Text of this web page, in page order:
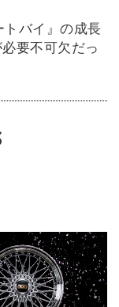
る。フォルクス
試みである当ス
トアートやリユ
成され、訪れる
る“遊び心”あふれ
バイ』の成長
要不可欠だっ